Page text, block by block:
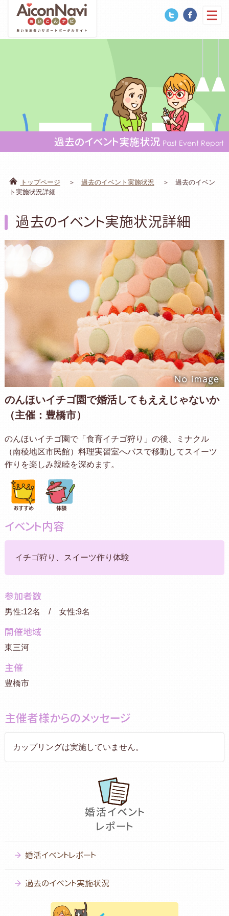
過去のイベント実施状況 Past Event Report
トップページ 過去のイベント実施状況
過去のイベン
ト実施状況詳細
過去のイベント実施状況詳細
のんほいイチゴ園で婚活してもええじゃないか
（主催：豊橋市）
のんほいイチゴ園で「食育イチゴ狩り」の後、ミナクル
（南稜地区市民館）料理実習室へバスで移動してスイーツ
作りを楽しみ親睦を深めます。
イベント内容
イチゴ狩り、スイーツ作り体験
参加者数
男性:12名 / 女性:9名
開催地域
東三河
主催
豊橋市
主催者様からのメッセージ
カップリングは実施していません。
婚活イベントレポート
過去のイベント実施状況